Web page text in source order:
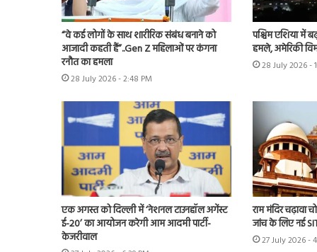
“वे कई लोगों के साथ शारीरिक संबंध बनाने को
आजादी कहती हैं”..Gen Z महिलाओं पर कंगना
रनौत का हमला
28 July 2026 - 2:48 PM
पश्चिम एशिया में
हमले, अमेरिकी
28 July 2026 -
एक अगस्त को दिल्ली में ‘नेशनल टाउनहॉल अगेंस्ट
ई-20’ का आयोजन करेगी आम आदमी पार्टी-
केजरीवाल
राम मंदिर चढ़ावा
जांच के लिए नई
27 July 2026 -